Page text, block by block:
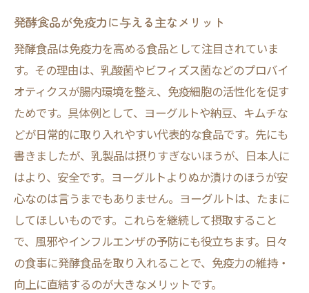
発酵食品が免疫力に与える主なメリット
発酵食品は免疫力を高める食品として注目されていま
す。その理由は、乳酸菌やビフィズス菌などのプロバイ
オティクスが腸内環境を整え、免疫細胞の活性化を促す
ためです。具体例として、ヨーグルトや納豆、キムチな
どが日常的に取り入れやすい代表的な食品です。先にも
書きましたが、乳製品は摂りすぎないほうが、日本人に
はより、安全です。ヨーグルトよりぬか漬けのほうが安
心なのは言うまでもありません。ヨーグルトは、たまに
してほしいものです。これらを継続して摂取すること
で、風邪やインフルエンザの予防にも役立ちます。日々
の食事に発酵食品を取り入れることで、免疫力の維持・
向上に直結するのが大きなメリットです。